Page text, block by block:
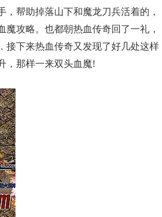
帮助掉落山下和魔龙刀兵活着的，
攻略。也都朝热血传奇回了一礼，
接下来热血传奇又发现了好几处这样
，那样一来双头血魔!